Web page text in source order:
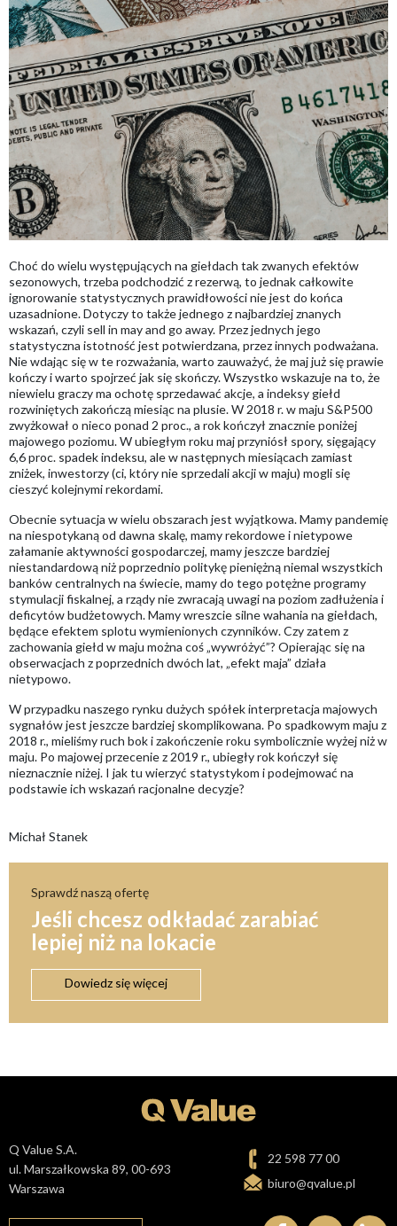
Choć do wielu występujących na giełdach tak zwanych efektów
sezonowych, trzeba podchodzić z rezerwą, to jednak całkowite
ignorowanie statystycznych prawidłowości nie jest do końca
uzasadnione. Dotyczy to także jednego z najbardziej znanych
wskazań, czyli sell in may and go away. Przez jednych jego
statystyczna istotność jest potwierdzana, przez innych podważana.
Nie wdając się w te rozważania, warto zauważyć, że maj już się prawie
kończy i warto spojrzeć jak się skończy. Wszystko wskazuje na to, że
niewielu graczy ma ochotę sprzedawać akcje, a indeksy giełd
rozwiniętych zakończą miesiąc na plusie. W 2018 r. w maju S&P500
zwyżkował o nieco ponad 2 proc., a rok kończył znacznie poniżej
majowego poziomu. W ubiegłym roku maj przyniósł spory, sięgający
6,6 proc. spadek indeksu, ale w następnych miesiącach zamiast
zniżek, inwestorzy (ci, który nie sprzedali akcji w maju) mogli się
cieszyć kolejnymi rekordami.
Obecnie sytuacja w wielu obszarach jest wyjątkowa. Mamy pandemię
na niespotykaną od dawna skalę, mamy rekordowe i nietypowe
załamanie aktywności gospodarczej, mamy jeszcze bardziej
niestandardową niż poprzednio politykę pieniężną niemal wszystkich
banków centralnych na świecie, mamy do tego potężne programy
stymulacji fiskalnej, a rządy nie zwracają uwagi na poziom zadłużenia i
deficytów budżetowych. Mamy wreszcie silne wahania na giełdach,
będące efektem splotu wymienionych czynników. Czy zatem z
zachowania giełd w maju można coś „wywróżyć”? Opierając się na
obserwacjach z poprzednich dwóch lat, „efekt maja” działa
nietypowo.
W przypadku naszego rynku dużych spółek interpretacja majowych
sygnałów jest jeszcze bardziej skomplikowana. Po spadkowym maju z
2018 r., mieliśmy ruch bok i zakończenie roku symbolicznie wyżej niż w
maju. Po majowej przecenie z 2019 r., ubiegły rok kończył się
nieznacznie niżej. I jak tu wierzyć statystykom i podejmować na
podstawie ich wskazań racjonalne decyzje?
Michał Stanek
Sprawdź naszą ofertę
Jeśli chcesz odkładać zarabiać
lepiej niż na lokacie
Dowiedz się więcej
Q Value S.A.
ul. Marszałkowska 89, 00-693
Warszawa
22 598 77 00
biuro@qvalue.pl